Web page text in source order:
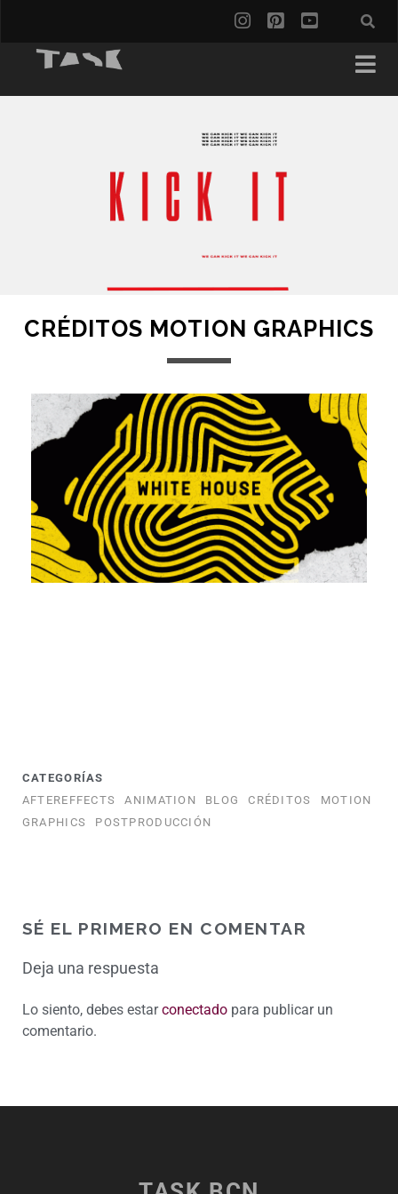
CRÉDITOS MOTION GRAPHICS
CATEGORÍAS
AFTEREFFECTS
ANIMATION BLOG CRÉDITOS
MOTION
GRAPHICS
POSTPRODUCCIÓN
SÉ EL PRIMERO EN COMENTAR
Deja una respuesta
Lo siento, debes estarconectadopara publicar un
comentario.